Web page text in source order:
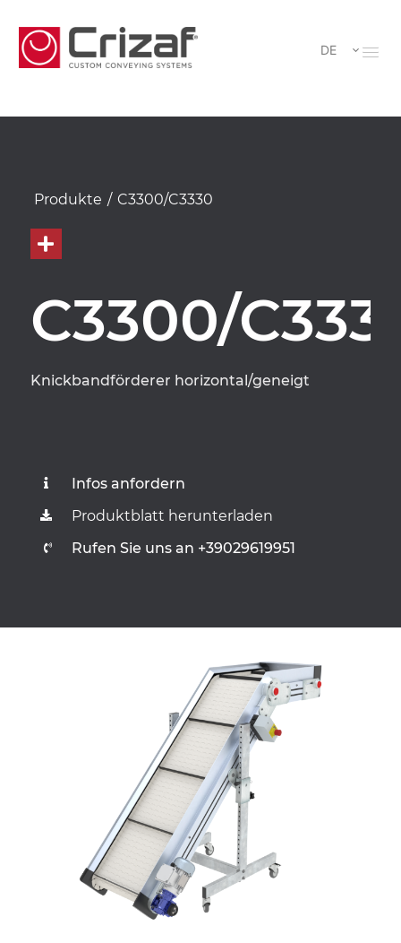
DE
Produkte / C3300/C3330
C3300/
Knickbandförderer horizontal/geneigt
Infos anfordern
Produktblatt herunterladen
Rufen Sie uns an +39029619951